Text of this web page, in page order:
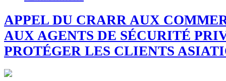
APPEL DU CRARR AUX
AUX AGENTS DE SÉCURITÉ
PROTÉGER LES CLIENTS